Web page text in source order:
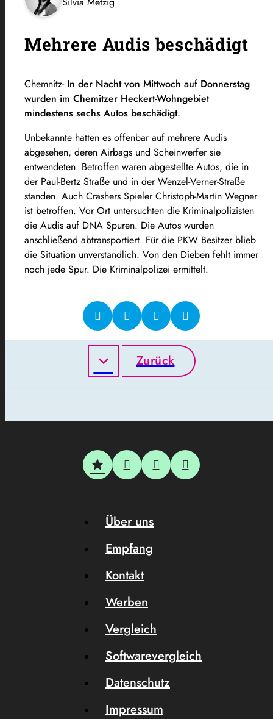
Mehrere Audis beschädigt
Chemnitz-In der Nacht von Mittwoch auf Donnerstag
wurden im Chemitzer Heckert-Wohngebiet
mindestens sechs Autos beschädigt.
Unbekannte hatten es offenbar auf mehrere Audis
abgesehen, deren Airbags und Scheinwerfer sie
entwendeten. Betroffen waren abgestellte Autos, die in
der Paul-Bertz Straße und in der Wenzel-Verner-Straße
standen. Auch Crashers Spieler Christoph-Martin Wegner
ist betroffen. Vor Ort untersuchten die Kriminalpolizisten
die Audis auf DNA Spuren. Die Autos wurden
anschließend abtransportiert. Für die PKW Besitzer blieb
die Situation unverständlich. Von den Dieben fehlt immer
noch jede Spur. Die Kriminalpolizei ermittelt.
Zurück
Über uns
Empfang
Kontakt
Werben
Vergleich
Softwarevergleich
Datenschutz
Impressum